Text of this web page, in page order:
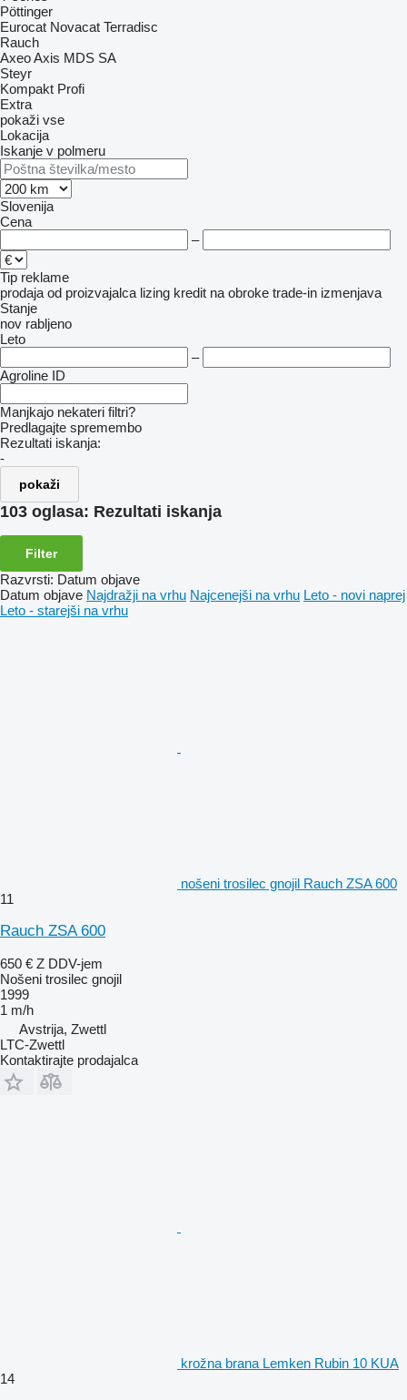
Pöttinger
Eurocat Novacat Terradisc
Rauch
AxeoAxis MDS SA
Steyr
Kompakt Profi
Extra
pokaži vse
Lokacija
Iskanje v polmeru
Slovenija
Cena
–
Tip reklame
prodaja od proizvajalca lizing kredit na obroke trade-in izmenjava
Stanje
nov rabljeno
Leto
–
Agroline ID
Manjkajo nekateri filtri?
Predlagajte spremembo
Rezultati iskanja:
-
pokaži
103 oglasa: Rezultati iskanja
Filter
Razvrsti: Datum objave
Datum objave Najdražji na vrhu Najcenejši na vrhu Leto - novi naprej
Leto - starejši na vrhu
nošeni trosilec gnojil Rauch ZSA 600
11
Rauch ZSA 600
650 € Z DDV-jem
Nošeni trosilec gnojil
1999
1 m/h
Avstrija, Zwettl
LTC-Zwettl
Kontaktirajte prodajalca
krožna brana Lemken Rubin 10 KUA
14